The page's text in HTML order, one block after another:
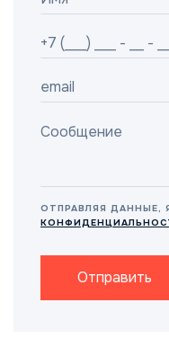
ОТПРАВЛЯЯ ДАННЫЕ,
Отправить